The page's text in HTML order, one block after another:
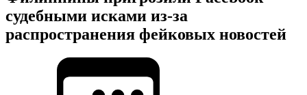
судебными исками из-за
распространения фейковых новостей